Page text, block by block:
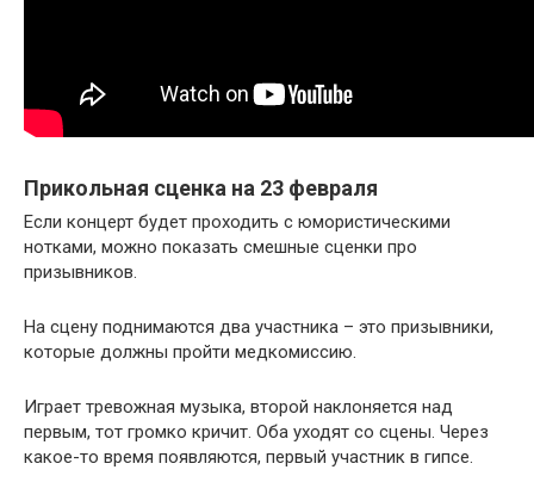
Прикольная сценка на 23 февраля
Если концерт будет проходить с юмористическими
нотками, можно показать смешные сценки про
призывников.
На сцену поднимаются два участника – это призывники,
которые должны пройти медкомиссию.
Играет тревожная музыка, второй наклоняется над
первым, тот громко кричит. Оба уходят со сцены. Через
какое-то время появляются, первый участник в гипсе.